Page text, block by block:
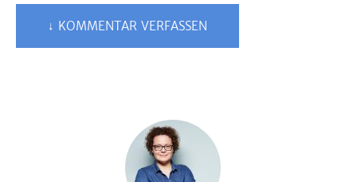
↓ KOMMENTAR VERFASSEN